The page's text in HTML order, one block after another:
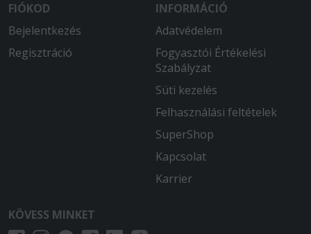
FIÓKOD
Bejelentkezés
Regisztráció
INFORMÁCIÓ
Adatvédelem
Fogyasztói Értékelési
Szabályzat
Süti kezelés
Felhasználási feltételek
SuperShop
Kapcsolat
Karrier
KÖVESS MINKET